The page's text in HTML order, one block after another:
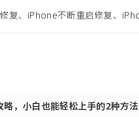
复、iPhone不断重启修复、
略，小白也能轻松上手的2种方法